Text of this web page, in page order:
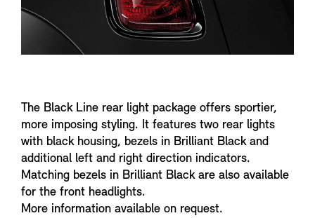
The Black Line rear light package offers sportier,
more imposing styling. It features two rear lights
with black housing, bezels in Brilliant Black and
additional left and right direction indicators.
Matching bezels in Brilliant Black are also available
for the front headlights.
More information available on request.